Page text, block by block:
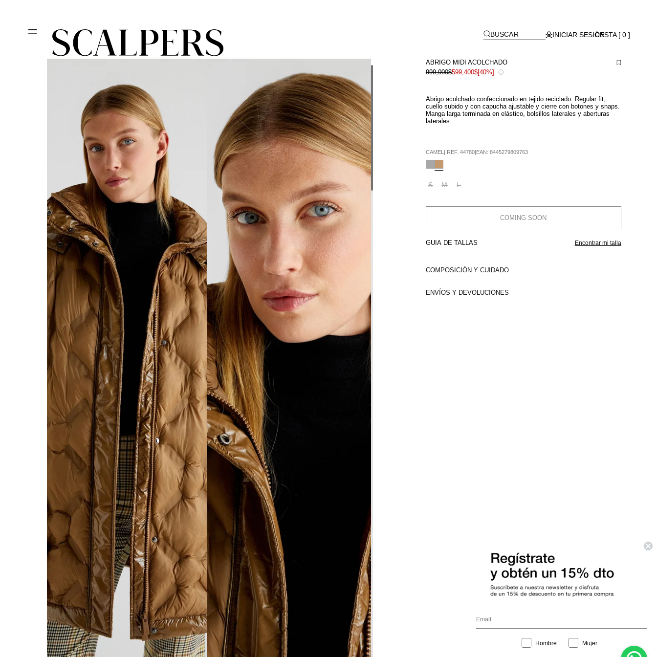
BUSCAR INICIAR SESIÓNCESTA [ 0 ]
ABRIGO MIDI ACOLCHADO
999,000$599,400$[40%]
Abrigo acolchado confeccionado en tejido reciclado. Regular fit,
cuello subido y con capucha ajustable y cierre con botones y snaps.
Manga larga terminada en elástico, bolsillos laterales y aberturas
laterales.
CAMEL | REF. 44780|EAN: 8445279809763
S M L
COMING SOON
GUIA DE TALLAS Encontrar mi talla
COMPOSICIÓN Y CUIDADO
ENVÍOS Y DEVOLUCIONES
InterestHombre Mujer